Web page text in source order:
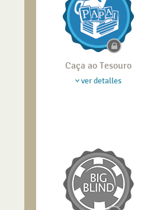
Caça ao Tesouro
ver detalles